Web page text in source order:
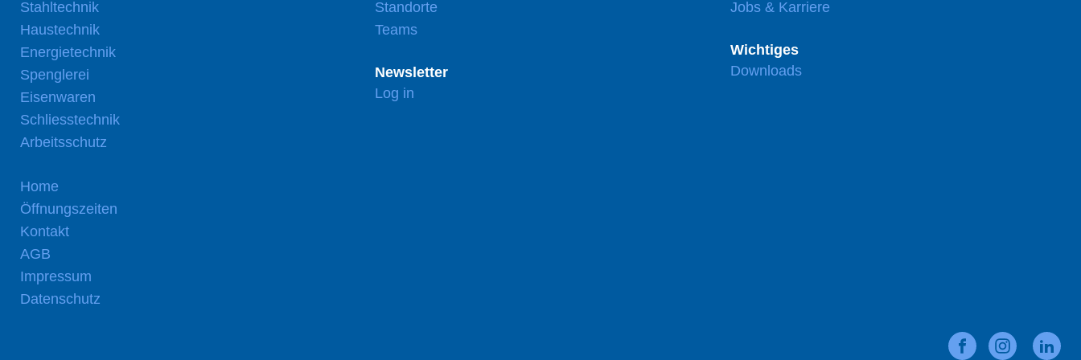
Stahltechnik
Haustechnik
Energietechnik
Spenglerei
Eisenwaren
Schliesstechnik
Arbeitsschutz
Standorte
Teams
Newsletter
Log in
Jobs & Karriere
Wichtiges
Downloads
Home
Öffnungszeiten
Kontakt
AGB
Impressum
Datenschutz